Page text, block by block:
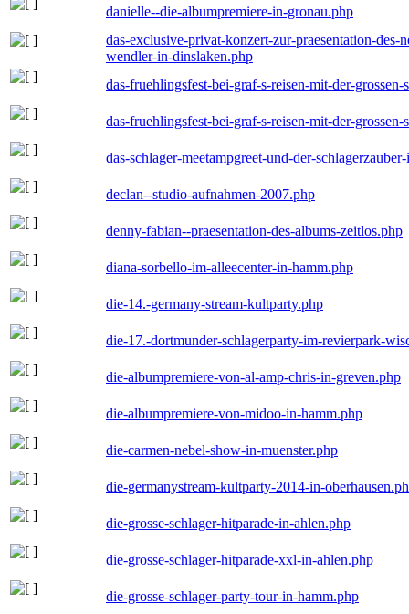
danielle--die-albumpremiere-in-gronau.php
das-exclusive-privat-konzert-zur-praesentation-
wendler-in-dinslaken.php
das-fruehlingsfest-bei-graf-s-reisen-mit-der-
das-fruehlingsfest-bei-graf-s-reisen-mit-der-
das-schlager-meetampgreet-und-der-
declan--studio-aufnahmen-2007.php
denny-fabian--praesentation-des-albums-zeitlos.php
diana-sorbello-im-alleecenter-in-hamm.php
die-14.-germany-stream-kultparty.php
die-17.-dortmunder-schlagerparty-im-revierpark-
die-albumpremiere-von-al-amp-chris-in-greven.php
die-albumpremiere-von-midoo-in-hamm.php
die-carmen-nebel-show-in-muenster.php
die-germanystream-kultparty-2014-in-
die-grosse-schlager-hitparade-in-ahlen.php
die-grosse-schlager-hitparade-xxl-in-ahlen.php
die-grosse-schlager-party-tour-in-hamm.php